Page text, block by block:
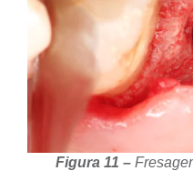
Figura 11 –